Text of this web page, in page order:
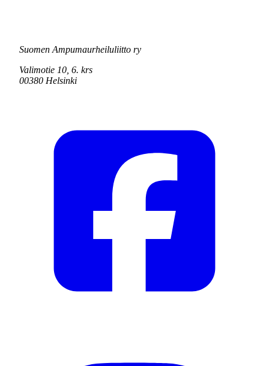
Suomen Ampumaurheiluliitto ry
Valimotie 10, 6. krs
00380 Helsinki